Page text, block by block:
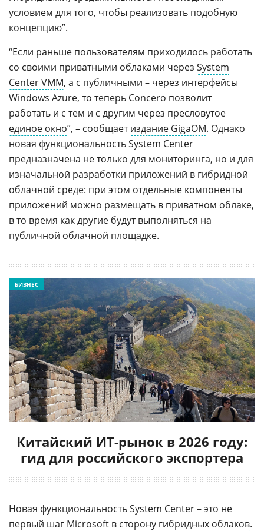
условием для того, чтобы реализовать подобную
концепцию”.
“Если раньше пользователям приходилось работать
со своими приватными облаками через System
Center VMM, а с публичными – через интерфейсы
Windows Azure, то теперь Concero позволит
работать и с тем и с другим через пресловутое
единое окно”, – сообщаетиздание GigaOM. Однако
новая функциональность System Center
предназначена не только для мониторинга, но и для
изначальной разработки приложений в гибридной
облачной среде: при этом отдельные компоненты
приложений можно размещать в приватном облаке,
в то время как другие будут выполняться на
публичной облачной площадке.
Китайский ИТ-рынок в 2026 году:
гид для российского экспортера
БИЗНЕС
Новая функциональность System Center – это не
первый шаг Microsoft в сторону гибридных облаков.